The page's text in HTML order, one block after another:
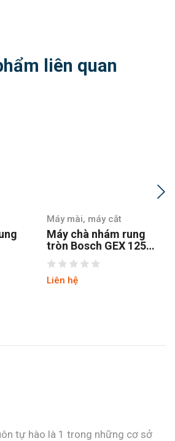
liên quan
Máy mài, máy cắt
Máy chà nhám rung
tròn Bosch GEX 125-1
AE
Liên hệ
tự hào là 1 trong những cơ sở